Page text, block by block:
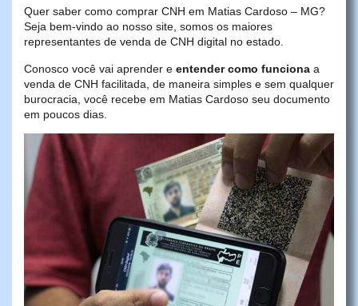
Quer saber como comprar CNH em Matias Cardoso – MG?
Seja bem-vindo ao nosso site, somos os maiores
representantes de venda de CNH digital no estado.
Conosco você vai aprender e entender como funciona a
venda de CNH facilitada, de maneira simples e sem qualquer
burocracia, você recebe em Matias Cardoso seu documento
em poucos dias.